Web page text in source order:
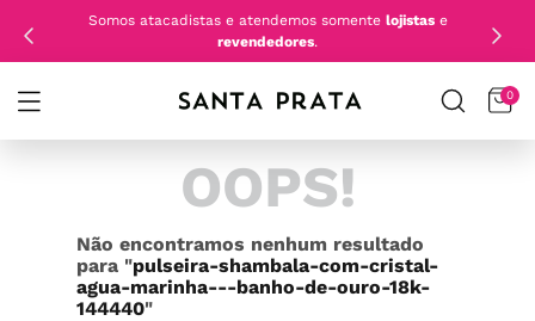
Somos atacadistas e atendemos somente lojistase
revendedores.
0
OOPS!
Não encontramos nenhum resultado
para "pulseira-shambala-com-cristal-
agua-marinha---banho-de-ouro-18k-
144440"